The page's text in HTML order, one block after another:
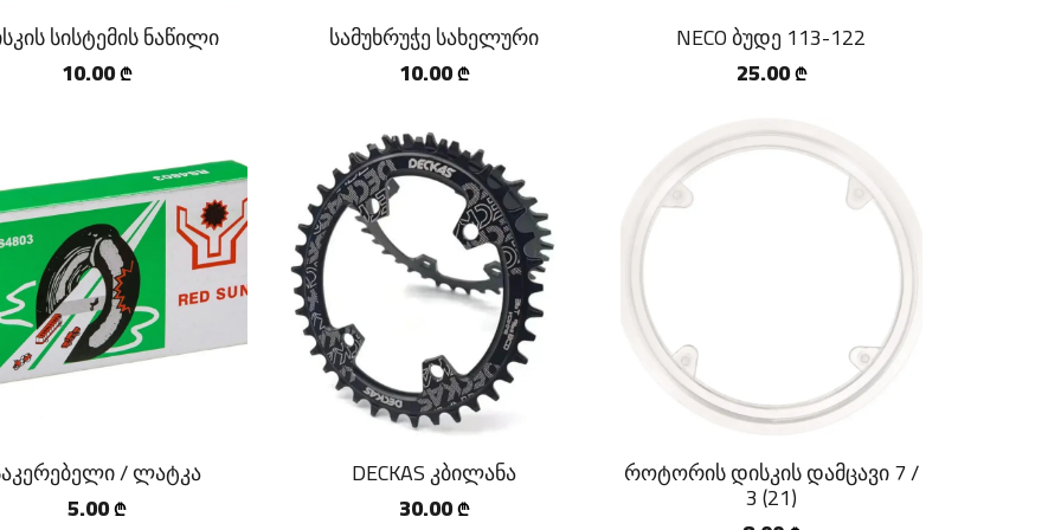
სისტემის ნაწილი
10.00 ₾
სამუხრუჭე სახელური
10.00 ₾
NECO ბუდე 113-122
25.00 ₾
/ ლატკა
5.00 ₾
DECKAS კბილანა
30.00 ₾
როტორის დისკის დამცავი 7 /
3 (21)